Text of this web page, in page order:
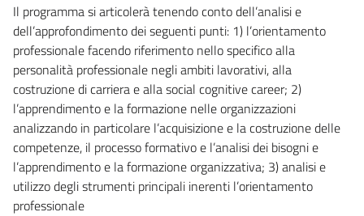
Il programma si articolerà tenendo conto dell’analisi e
dell’approfondimento dei seguenti punti: 1) l’orientamento
professionale facendo riferimento nello specifico alla
personalità professionale negli ambiti lavorativi, alla
costruzione di carriera e alla social cognitive career; 2)
l’apprendimento e la formazione nelle organizzazioni
analizzando in particolare l’acquisizione e la costruzione delle
competenze, il processo formativo e l’analisi dei bisogni e
l’apprendimento e la formazione organizzativa; 3) analisi e
utilizzo degli strumenti principali inerenti l’orientamento
professionale